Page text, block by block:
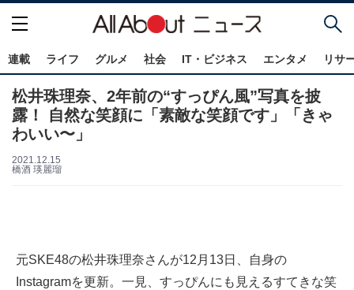
連載 ライフ グルメ 社会 IT・ビジネス エンタメ リサ
松井珠理奈、2年前の“すっぴん風”写真を披
露！ 自然な笑顔に「素敵な笑顔です」「きゃ
わいい〜」
2021.12.15
橋酒 瑛麗瑠
元SKE48の松井珠理奈さんが12月13日、自身の
Instagramを更新。一見、すっぴんにも見えるすてきな笑